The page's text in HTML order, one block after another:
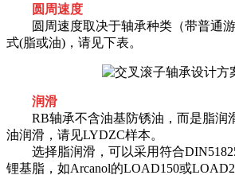
圆周速度
圆周速度取决于轴承种类（带普通游
式(脂或油)，请见下表。
润滑
RB轴承不含油基防锈油，而是脂润
油润滑，请见LYDZC样本。
选择脂润滑，可以采用符合
锂基脂，如Arcanol的LOAD150或